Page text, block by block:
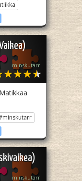
minskutarr
minskutarr